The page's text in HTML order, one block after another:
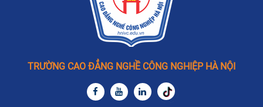
TRƯỜNG CAO ĐẲNG NGHỀ CÔNG NGHIỆP HÀ NỘI